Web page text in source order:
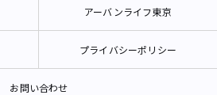
アーバンライフ東京
プライバシーポリシー
お問い合わせ